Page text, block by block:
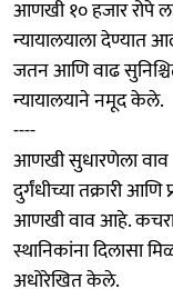
आणखी १० हजार रोपे
न्यायालयाला देण्यात
जतन आणि वाढ
न्यायालयाने नमूद केले.
----
आणखी सुधारणेला वाव
दुर्गंधीच्या तक्रारी
आणखी वाव आहे.
स्थानिकांना दिलासा
अधोरेखित केले.